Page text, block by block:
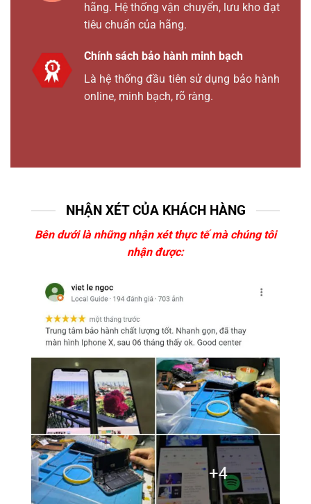
hãng. Hệ thống vận chuyển, lưu kho đạt
tiêu chuẩn của hãng.
Chính sách bảo hành minh bạch
Là hệ thống đầu tiên sử dụng bảo hành
online, minh bạch, rõ ràng.
NHẬN XÉT CỦA KHÁCH HÀNG
Bên dưới là những nhận xét thực tế mà chúng tôi
nhận được: